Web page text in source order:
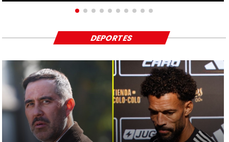
DEPORTES